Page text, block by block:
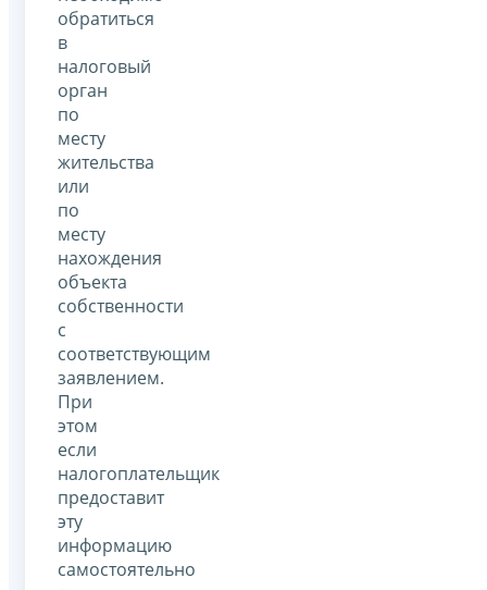
обратиться
в
налоговый
орган
по
месту
жительства
или
по
месту
нахождения
объекта
собственности
с
соответствующим
заявлением.
При
этом
если
налогоплательщик
предоставит
эту
информацию
самостоятельно